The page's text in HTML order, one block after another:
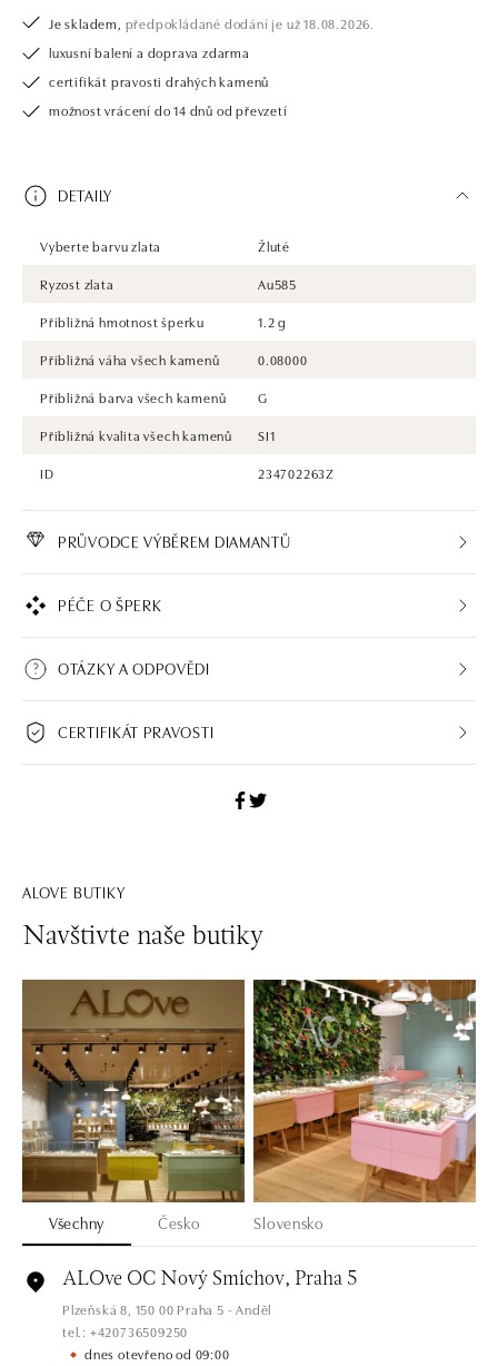
Je skladem, předpokládané dodání je už 18.08.2026.
luxusní balení a doprava zdarma
certifikát pravosti drahých kamenů
možnost vrácení do 14 dnů od převzetí
DETAILY
Vyberte barvu zlata
Žluté
Ryzost zlata
Au585
Přibližná hmotnost šperku
1.2 g
Přibližná váha všech kamenů
0.08000
Přibližná barva všech kamenů
G
Přibližná kvalita všech kamenů
SI1
ID
234702263Z
PRŮVODCE VÝBĚREM DIAMANTŮ
PÉČE O ŠPERK
OTÁZKY A ODPOVĚDI
CERTIFIKÁT PRAVOSTI
ALOVE BUTIKY
Navštivte naše butiky
Všechny Česko Slovensko
ALOve OC Nový Smíchov, Praha 5
Plzeňská 8, 150 00 Praha 5 - Anděl
tel.: +420736509250
dnes otevřeno od 09:00